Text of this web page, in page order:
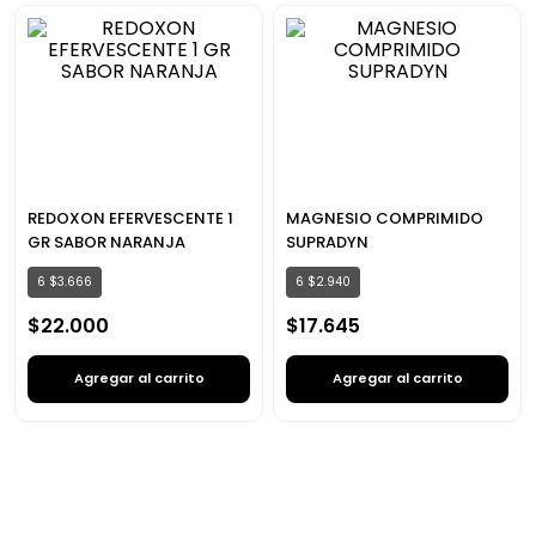
REDOXON EFERVESCENTE 1
GR SABOR NARANJA
6 $3.666
$22.000
Agregar al carrito
MAGNESIO COMPRIMIDO
SUPRADYN
6 $2.940
$17.645
Agregar al carrito